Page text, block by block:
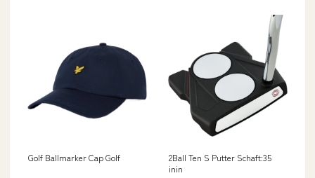
Golf Ballmarker Cap Golf
2Ball Ten S Putter Schaft:35
inin